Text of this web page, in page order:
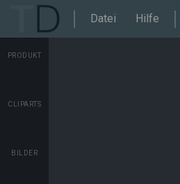
Datei Hilfe
PRODUKT
CLIPARTS
BILDER